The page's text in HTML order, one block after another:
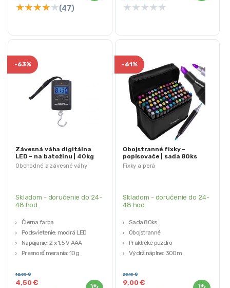
★★★★★(47) ★★★★★
Obchodné a závesné váhy
-63%
Závesná váha digitálna
LED – na batožinu | 40kg
Skladom - doručenie do 24-
48 hod .
Čierna farba
Podsvietenie: modrá LED
Napájanie: 2 x 1,5 V AAA
Presnosť merania: 10g
4,50€
12,00€
Fixky a perá
-61%
Obojstranné fixky –
popisovače | sada 80ks
Skladom - doručenie do 24-
48 hod
Sada 80ks
Obojstranné
Praktické puzdro
Výdrž náplne: 300m
9,00€
23,10€